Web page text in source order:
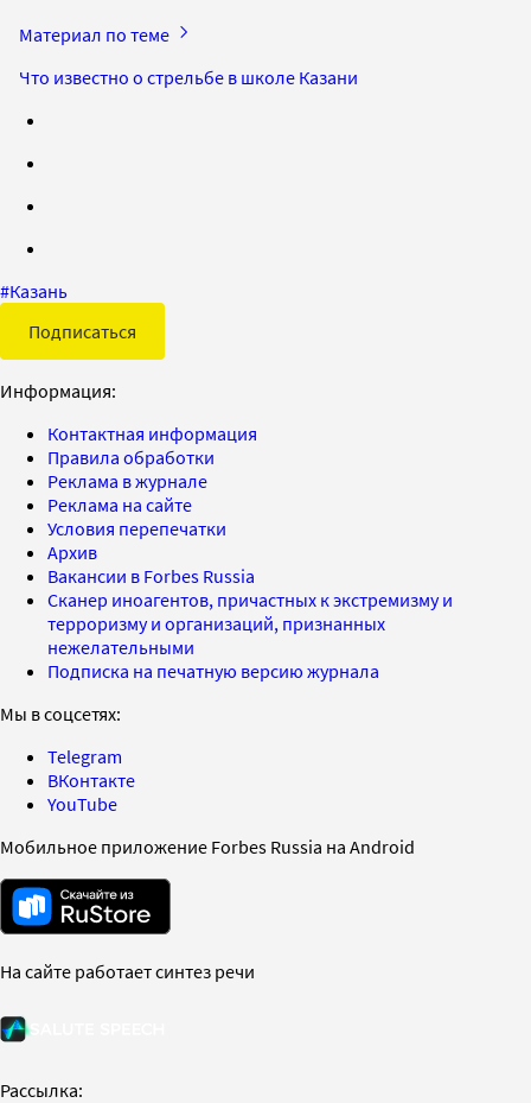
Материал по теме
Что известно о стрельбе в школе Казани
#Казань
Подписаться
Информация:
Контактная информация
Правила обработки
Реклама в журнале
Реклама на сайте
Условия перепечатки
Архив
Вакансии в Forbes Russia
Сканер иноагентов, причастных к экстремизму и
терроризму и организаций, признанных
нежелательными
Подписка на печатную версию журнала
Мы в соцсетях:
Telegram
ВКонтакте
YouTube
Мобильное приложение Forbes Russia на Android
На сайте работает синтез речи
Рассылка: